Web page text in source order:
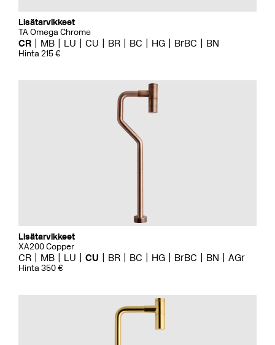
Lisätarvikkeet
TA Omega Chrome
CR MB LU CU BR BC HG BrBC BN
Hinta 215 €
Lisätarvikkeet
XA200 Copper
CR MB LU CU BR BC HG BrBC BN AGr
Hinta 350 €